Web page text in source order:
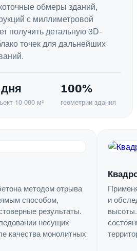
обмеры зданий,
с миллиметровой
получить детальную 3D-
точек для дальнейших
10 000 м²
100%
геометрии здания
методом отрыва
способом,
результаты.
несущих
качества монолитных
и